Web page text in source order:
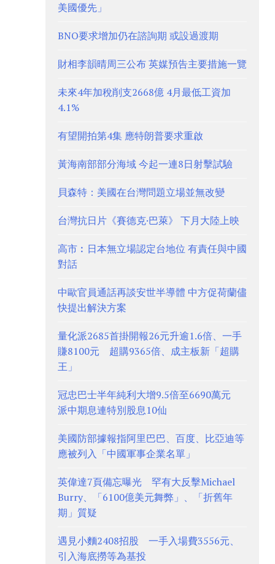
美國優先」
BNO要求增加仍在諮詢期 或設過渡期
財相李韻晴周三公布 英媒預告主要措施一覽
未來4年加稅削支2668億 4月最低工資加
4.1%
有望開拍第4集 應特朗普要求重啟
黃海南部部分海域 今起一連8日射擊試驗
貝森特：美國在台灣問題立場並無改變
台灣抗日片《賽德克·巴萊》 下月大陸上映
高市︰日本無立場認定台地位 有責任與中國
對話
中歐官員通話再談安世半導體 中方促荷蘭儘
快提出解決方案
量化派2685首掛開報26元升逾1.6倍、一手
賺8100元 超購9365倍、成主板新「超購
王」
冠忠巴士半年純利大增9.5倍至6690萬元
派中期息連特別股息10仙
美國防部據報指阿里巴巴、百度、比亞迪等
應被列入「中國軍事企業名單」
英偉達7頁備忘曝光 罕有大反擊Michael
Burry、「6100億美元舞弊」、「折舊年
期」質疑
遇見小麵2408招股 一手入場費3556元、
引入海底撈等為基投